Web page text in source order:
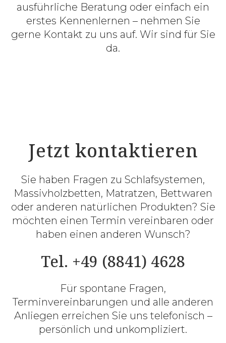
ausführliche Beratung oder einfach ein
erstes Kennenlernen – nehmen Sie
gerne Kontakt zu uns auf. Wir sind für Sie
da.
Jetzt kontaktieren
Sie haben Fragen zu Schlafsystemen,
Massivholzbetten, Matratzen, Bettwaren
oder anderen natürlichen Produkten? Sie
möchten einen Termin vereinbaren oder
haben einen anderen Wunsch?
Tel. +49 (8841) 4628
Für spontane Fragen,
Terminvereinbarungen und alle anderen
Anliegen erreichen Sie uns telefonisch –
persönlich und unkompliziert.